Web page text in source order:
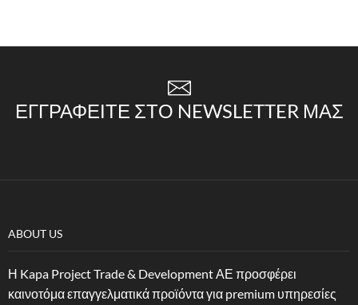
ΕΓΓΡΑΦΕΊΤΕ ΣΤΟ NEWSLETTER ΜΑΣ
ABOUT US
Η Kapa Project Trade & Development ΑΕ προσφέρει
καινοτόμα επαγγελματικά προϊόντα για premium υπηρεσίες